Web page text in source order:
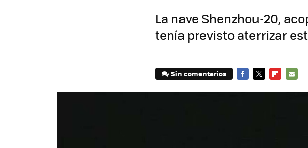
La nave Shenzhou-20,
tenía previsto aterrizar
Sin comentarios